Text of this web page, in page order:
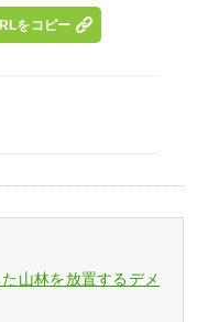
をコピー
山林を放置するデメ